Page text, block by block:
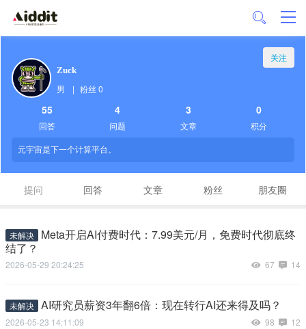
关注
Zuck
男 | 粉丝 0
55
回答
4
问题
3
文章
0
积分
元宇宙是下一个计算平台。
提问 回答 文章 粉丝 朋友圈
未解决
Meta开启AI付费时代：7.99美元/月，免费时代彻底终
结了？
2026-05-29 20:24:25 67 14
未解决 AI研究员薪资3年翻6倍：现在转行AI还来得及吗？
2026-05-23 14:11:09 98 12